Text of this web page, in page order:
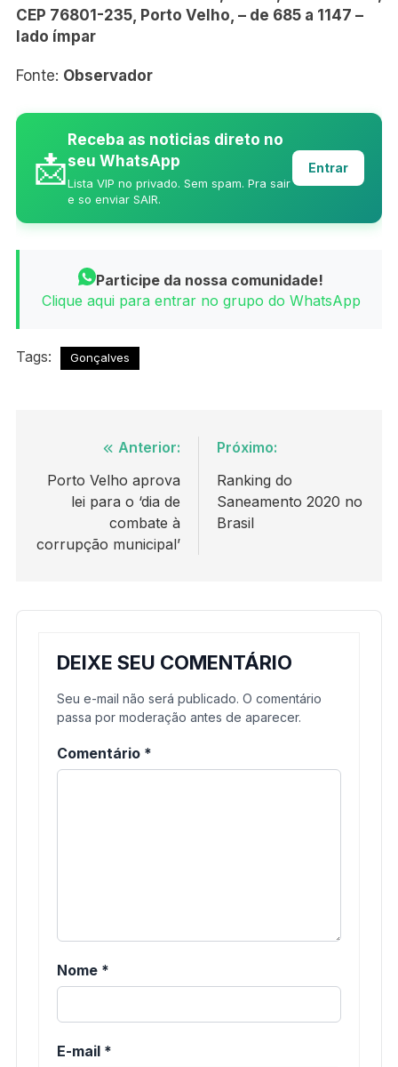
CEP 76801-235, Porto Velho, – de 685 a 1147 –
lado ímpar
Fonte: Observador
📩
Receba as noticias direto no
seu WhatsApp
Lista VIP no privado. Sem spam. Pra sair
e so enviar SAIR.
Entrar
Participe da nossa comunidade!
Clique aqui para entrar no grupo do WhatsApp
Tags: Gonçalves
Navegação
de
Post
Anterior:
Porto Velho aprova
lei para o ‘dia de
combate à
corrupção municipal’
Próximo:
Ranking do
Saneamento 2020 no
Brasil
DEIXE SEU COMENTÁRIO
Seu e-mail não será publicado. O comentário
passa por moderação antes de aparecer.
Comentário *
Nome *
E-mail *